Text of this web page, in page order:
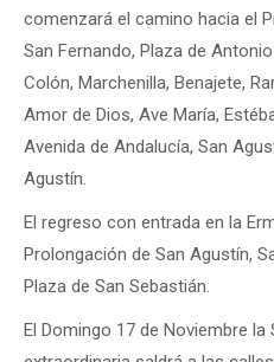
comenzará el camino hacia el
San Fernando, Plaza de
Colón, Marchenilla, Benajete,
Amor de Dios, Ave María,
Avenida de Andalucía, San
Agustín.
El regreso con entrada en la
Prolongación de San Agustín,
Plaza de San Sebastián.
El Domingo 17 de Noviembre